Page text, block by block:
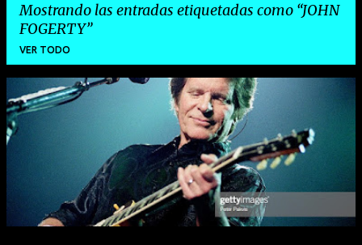
Mostrando las entradas etiquetadas como JOHN
FOGERTY
VER TODO
E
n
t